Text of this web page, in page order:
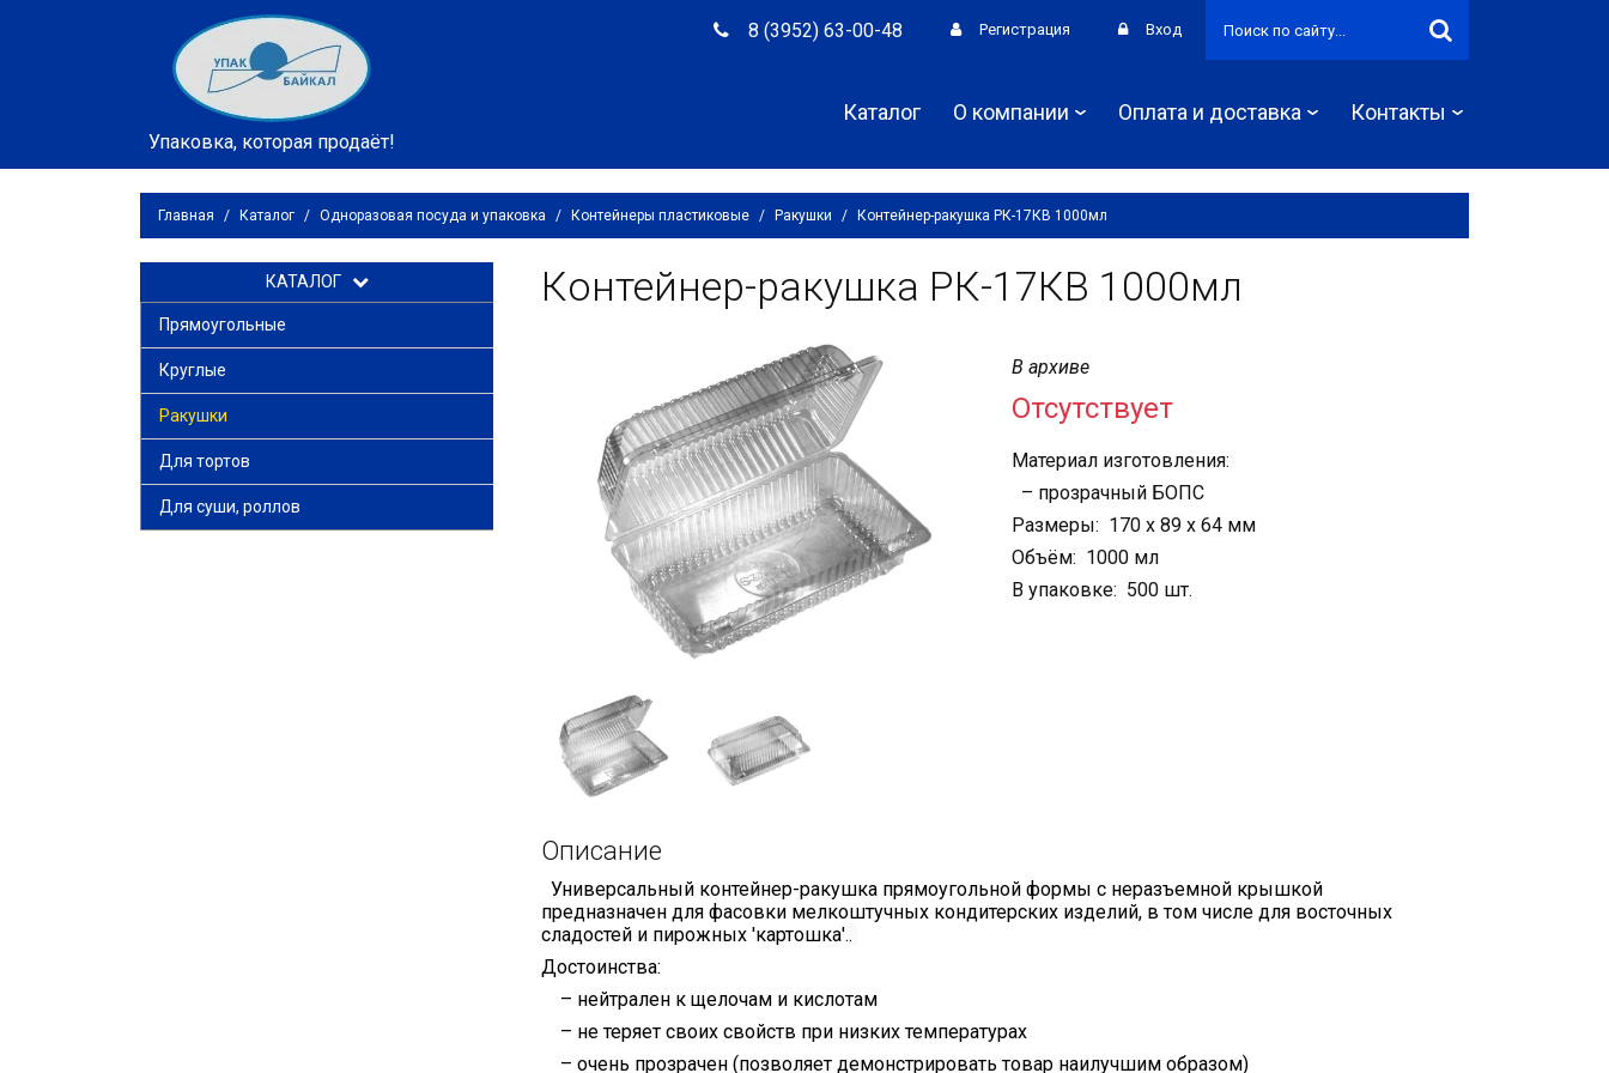
Упаковка, которая продаёт!
8 (3952) 63-00-48 Регистрация Вход
Каталог О компании Оплата и доставка Контакты
Главная / Каталог / Одноразовая посуда и упаковка / Контейнеры пластиковые / Ракушки / Контейнер-ракушка РК-17КВ 1000мл
КАТАЛОГ
Прямоугольные
Круглые
Ракушки
Для тортов
Для суши, роллов
Контейнер-ракушка РК-17КВ 1000мл
В архиве
Отсутствует
Материал изготовления:
– прозрачный БОПС
Размеры: 170 х 89 х 64 мм
Объём: 1000 мл
В упаковке: 500 шт.
Описание
Универсальный контейнер-ракушка прямоугольной формы с неразъемной крышкой
предназначен для фасовки мелкоштучных кондитерских изделий, в том числе для восточных
сладостей и пирожных 'картошка'..
Достоинства:
– нейтрален к щелочам и кислотам
– не теряет своих свойств при низких температурах
– очень прозрачен (позволяет демонстрировать товар наилучшим образом)